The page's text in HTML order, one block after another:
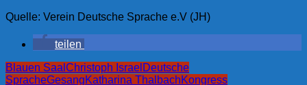
Quelle: Verein Deutsche Sprache e.V (JH)
teilen
Blauen Saal Christoph Israel Deutsche
SpracheGesangKatharina ThalbachKongress